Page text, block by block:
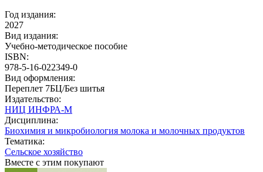
Год издания:
2027
Вид издания:
Учебно-методическое пособие
ISBN:
978-5-16-022349-0
Вид оформления:
Переплет 7БЦ/Без шитья
Издательство:
НИЦ ИНФРА-М
Дисциплина:
Биохимия и микробиология молока и молочных продуктов
Тематика:
Сельское хозяйство
Вместе с этим покупают